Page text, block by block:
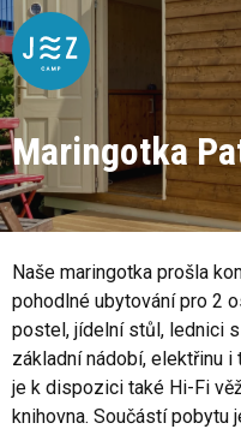
Maringotka
Naše maringotka prošla
pohodlné ubytování pro 2
postel, jídelní stůl, lednici
základní nádobí, elektřinu
je k dispozici také Hi-Fi
knihovna. Součástí pobytu